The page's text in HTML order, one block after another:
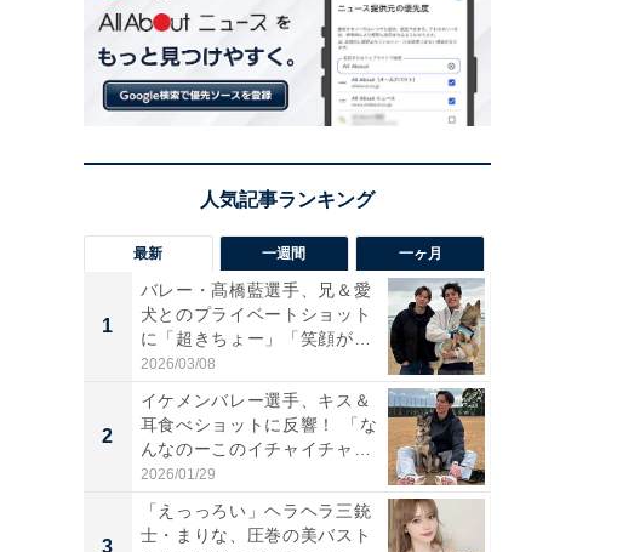
最新 一週間 一ヶ月
1
バレー・髙橋藍選手、兄＆愛
犬とのプライベートショット
に「超きちょー」「笑顔が見
れ...
2026/03/08
2
イケメンバレー選手、キス＆
耳食べショットに反響！ 「な
んなのーこのイチャイチャ
感...
2026/01/29
3
「えっっろい」ヘラヘラ三銃
士・まりな、圧巻の美バスト